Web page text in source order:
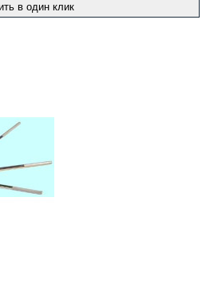
в один клик